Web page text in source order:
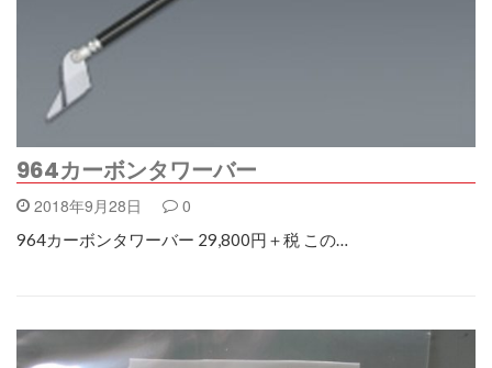
964カーボンタワーバー
2018年9月28日 0
964カーボンタワーバー 29,800円＋税 この…